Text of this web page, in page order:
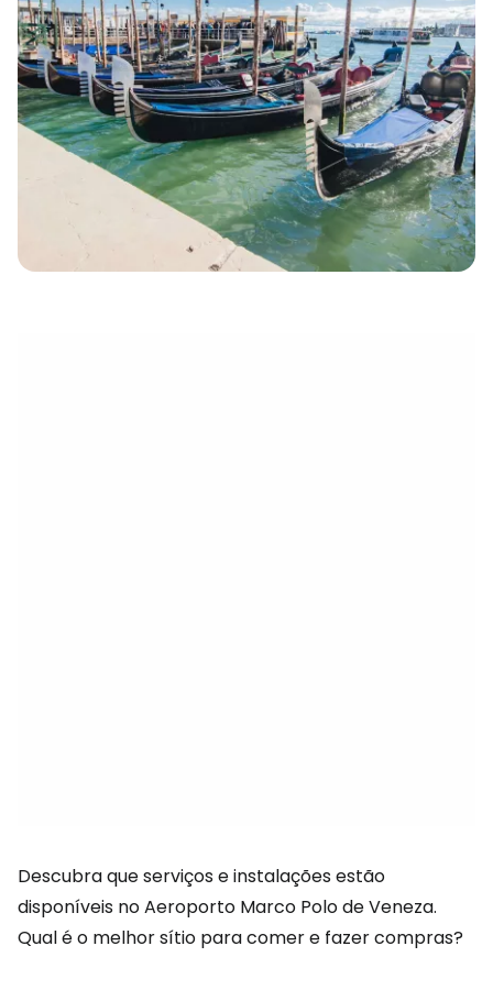
Descubra que serviços e instalações estão
disponíveis no Aeroporto Marco Polo de Veneza.
Qual é o melhor sítio para comer e fazer compras?
eletrónico